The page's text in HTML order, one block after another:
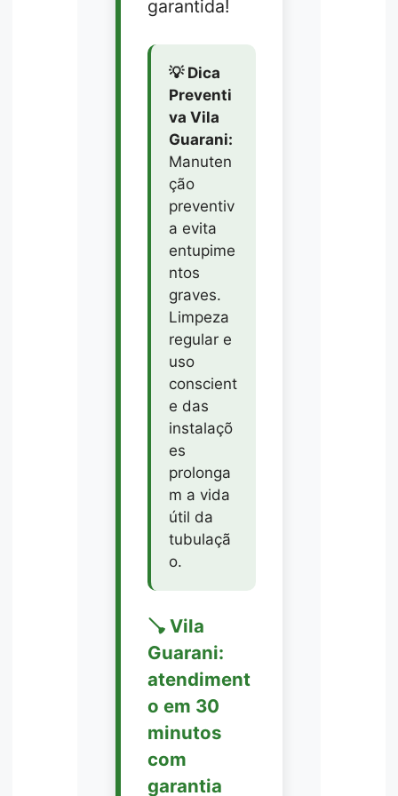
garantida!
💡 Dica
Preventi
va Vila
Guarani:
Manuten
ção
preventiv
a evita
entupime
ntos
graves.
Limpeza
regular e
uso
conscient
e das
instalaçõ
es
prolonga
m a vida
útil da
tubulaçã
o.
🪠 Vila
Guarani:
atendiment
o em 30
minutos
com
garantia